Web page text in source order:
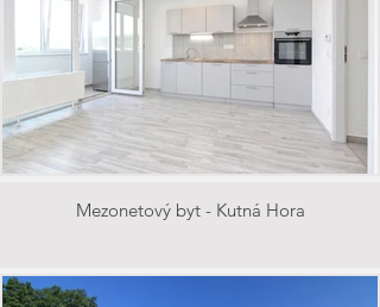
Mezonetový byt - Kutná Hora